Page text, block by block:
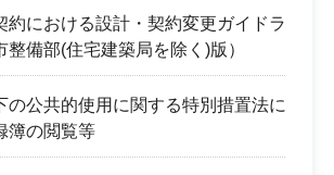
約における設計・契約変更ガイドラ
整備部(住宅建築局を除く)版）
の公共的使用に関する特別措置法に
簿の閲覧等